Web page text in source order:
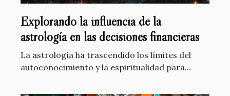
Explorando la influencia de la
astrología en las decisiones financieras
La astrología ha trascendido los límites del
autoconocimiento y la espiritualidad para...